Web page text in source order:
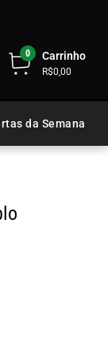
0 Carrinho
R$0,00
da Semana